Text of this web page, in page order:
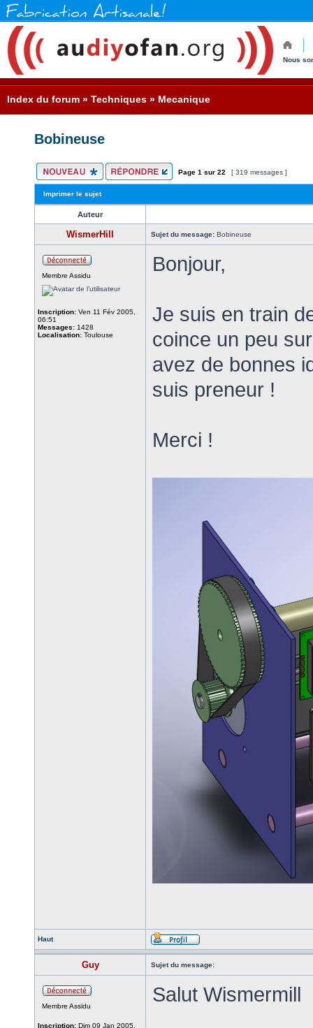
Nous
Index du forum » Techniques » Mecanique
Bobineuse
Page 1 sur 22 [ 319 messages ]
Imprimer le sujet
Auteur
WismerHill Sujet du message: Bobineuse
Membre Assidu
Inscription: Ven 11 Fév 2005,
06:51
Messages: 1428
Localisation: Toulouse
Bonjour,
Je suis en train
coince un peu
avez de bonnes
suis preneur !
Merci !
Haut
Guy Sujet du message:
Membre Assidu
Inscription: Dim 09 Jan 2005,
Salut Wismermill